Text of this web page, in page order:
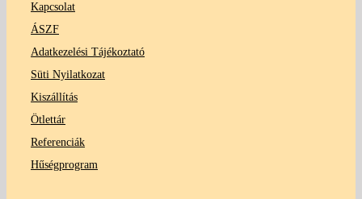
Kapcsolat
ÁSZF
Adatkezelési Tájékoztató
Süti Nyilatkozat
Kiszállítás
Ötlettár
Referenciák
Hűségprogram